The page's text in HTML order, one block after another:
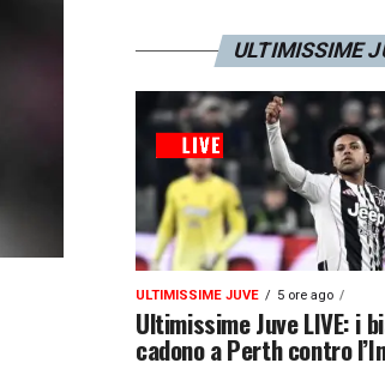
ULTIMISSIME
ULTIMISSIME JUVE 5 ore ago
Ultimissime Juve LIVE: i
cadono a Perth contro